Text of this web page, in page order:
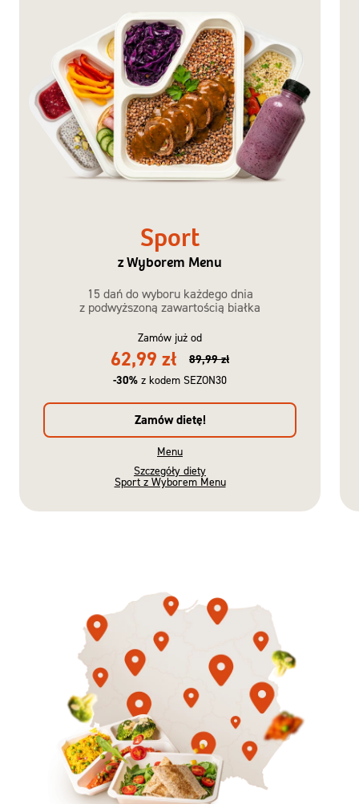
Sport
z Wyborem Menu
15 dań do wyboru każdego dnia
z podwyższoną zawartością białka
Zamów już od
62,99 zł
89,99 zł
-30% z kodem SEZON30
Zamów dietę!
Menu
Szczegóły diety
Sport z Wyborem Menu